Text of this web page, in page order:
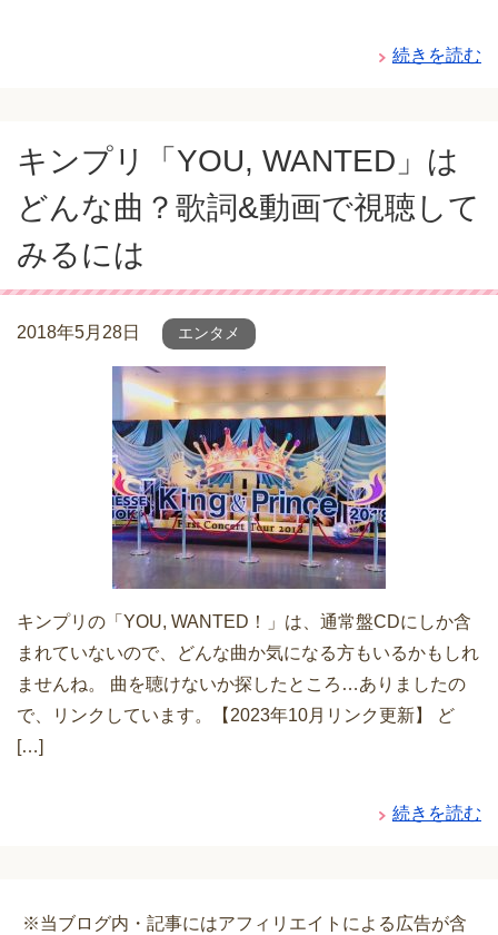
続きを読む
キンプリ「YOU, WANTED」は
どんな曲？歌詞&動画で視聴して
みるには
2018年5月28日 エンタメ
キンプリの「YOU, WANTED！」は、通常盤CDにしか含
まれていないので、どんな曲か気になる方もいるかもしれ
ませんね。 曲を聴けないか探したところ…ありましたの
で、リンクしています。【2023年10月リンク更新】 ど
[…]
続きを読む
※当ブログ内・記事にはアフィリエイトによる広告が含